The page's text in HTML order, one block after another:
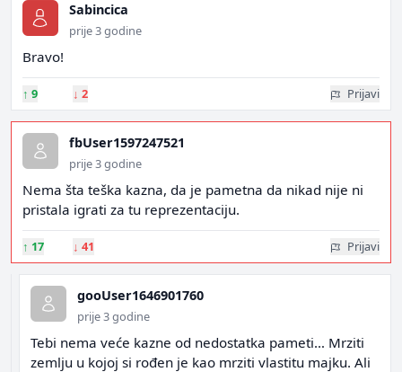
Sabincica
prije 3 godine
Bravo!
↑ 9 ↓ 2 Prijavi
fbUser1597247521
prije 3 godine
Nema šta teška kazna, da je pametna da nikad nije ni
pristala igrati za tu reprezentaciju.
↑ 17 ↓ 41 Prijavi
gooUser1646901760
prije 3 godine
Tebi nema veće kazne od nedostatka pameti… Mrziti
zemlju u kojoj si rođen je kao mrziti vlastitu majku. Ali